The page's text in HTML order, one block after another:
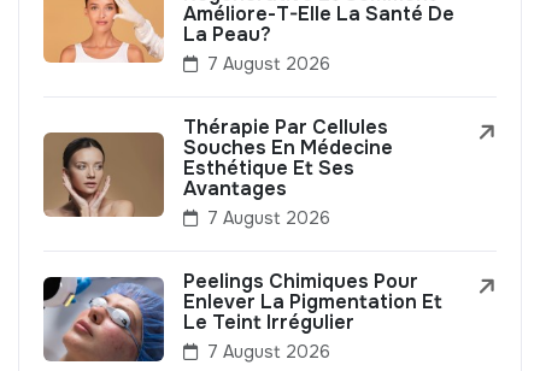
Améliore-T-Elle La Santé De
La Peau?
7 August 2026
Thérapie Par Cellules
Souches En Médecine
Esthétique Et Ses
Avantages
7 August 2026
Peelings Chimiques Pour
Enlever La Pigmentation Et
Le Teint Irrégulier
7 August 2026